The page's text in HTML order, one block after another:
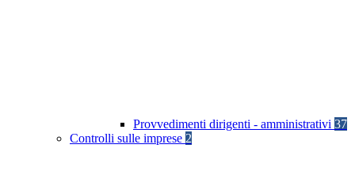
Provvedimenti dirigenti - amministrativi 37
Controlli sulle imprese 2